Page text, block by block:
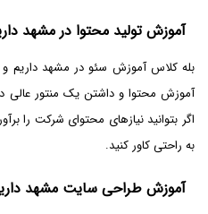
آموزش تولید محتوا در مشهد
بله کلاس آموزش سئو در مشهد داریم و
آموزش محتوا و داشتن یک منتور عالی
اگر بتوانید نیازهای محتوای شرکت را
به راحتی کاور کنید.
آموزش طراحی سایت مشهد